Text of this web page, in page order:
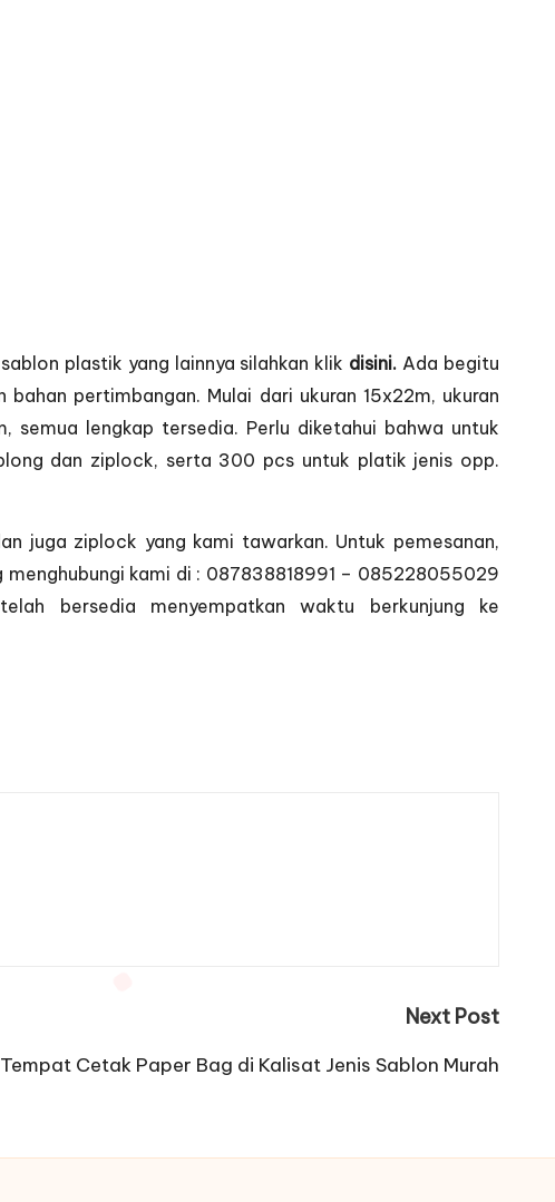
plastik yang lainnya silahkan klik disini. Ada begitu
pertimbangan. Mulai dari ukuran 15x22m, ukuran
lengkap tersedia. Perlu diketahui bahwa untuk
dan ziplock, serta 300 pcs untuk platik jenis opp.
juga ziplock yang kami tawarkan. Untuk pemesanan,
kami di : 087838818991 – 085228055029
bersedia menyempatkan waktu berkunjung ke
Next Post
Tempat Cetak Paper Bag di Kalisat Jenis Sablon Murah